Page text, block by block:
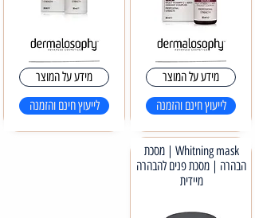
מידע על המוצר
לייעוץ חינם והזמנה
Whitning mask | מסכת
הבהרה | מסכת פנים להבהרה
מיידית
מידע על המוצר
לייעוץ חינם והזמנה